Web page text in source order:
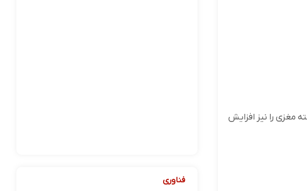
مغزی را نیز افزایش
فناوری